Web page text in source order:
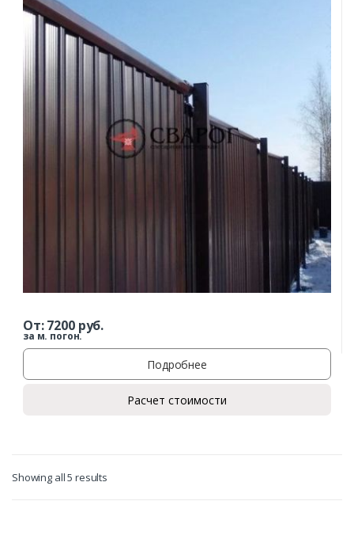
Комментарий к заказу
От:7200руб.
за м. погон.
Подробнее
Расчет стоимости
Showing all 5 results